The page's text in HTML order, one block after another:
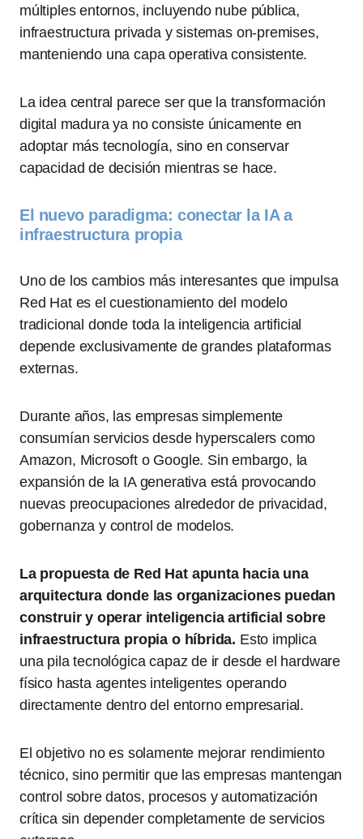
múltiples entornos, incluyendo nube pública,
infraestructura privada y sistemas on-premises,
manteniendo una capa operativa consistente.
La idea central parece ser que la transformación
digital madura ya no consiste únicamente en
adoptar más tecnología, sino en conservar
capacidad de decisión mientras se hace.
El nuevo paradigma: conectar la IA a
infraestructura propia
Uno de los cambios más interesantes que impulsa
Red Hat es el cuestionamiento del modelo
tradicional donde toda la inteligencia artificial
depende exclusivamente de grandes plataformas
externas.
Durante años, las empresas simplemente
consumían servicios desde hyperscalers como
Amazon, Microsoft o Google. Sin embargo, la
expansión de la IA generativa está provocando
nuevas preocupaciones alrededor de privacidad,
gobernanza y control de modelos.
La propuesta de Red Hat apunta hacia una
arquitectura donde las organizaciones puedan
construir y operar inteligencia artificial sobre
infraestructura propia o híbrida. Esto implica
una pila tecnológica capaz de ir desde el hardware
físico hasta agentes inteligentes operando
directamente dentro del entorno empresarial.
El objetivo no es solamente mejorar rendimiento
técnico, sino permitir que las empresas mantengan
control sobre datos, procesos y automatización
crítica sin depender completamente de servicios